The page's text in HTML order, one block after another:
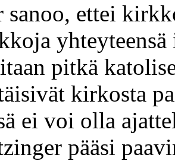
sanoo, ettei
yhteyteensä
pitkä
kirkosta
ei voi olla
pääsi